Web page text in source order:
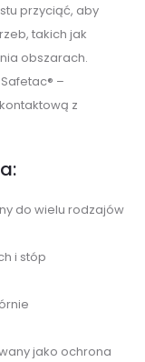
przyciąć, aby
takich jak
obszarach.
–
z
do wielu rodzajów
i stóp
jako ochrona